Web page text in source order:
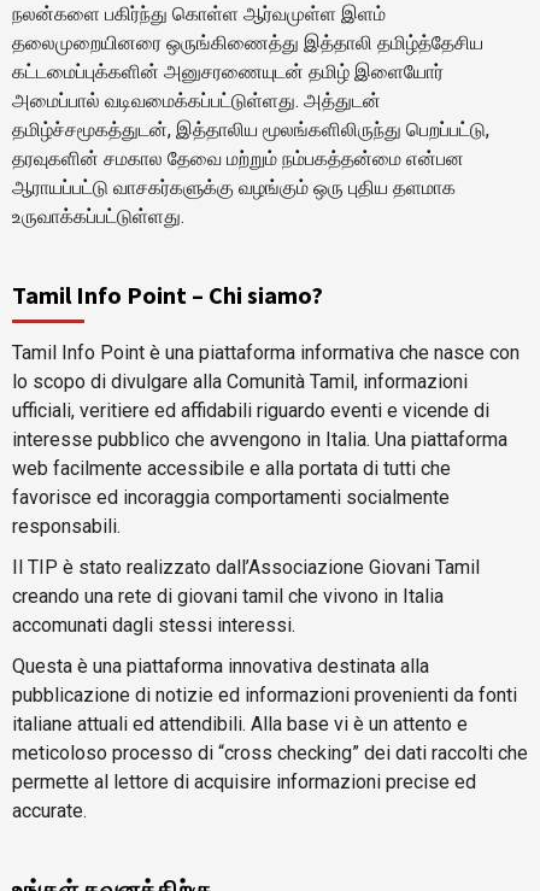
நலன்களை பகிர்ந்து கொள்ள ஆர்வமுள்ள இளம்
தலைமுறையினரை ஒருங்கிணைத்து இத்தாலி தமிழ்த்தேசிய
கட்டமைப்புக்களின் அனுசரணையுடன் தமிழ் இளையோர்
அமைப்பால் வடிவமைக்கப்பட்டுள்ளது. அத்துடன்
தமிழ்ச்சமூகத்துடன், இத்தாலிய மூலங்களிலிருந்து பெறப்பட்டு,
தரவுகளின் சமகால தேவை மற்றும் நம்பகத்தன்மை என்பன
ஆராயப்பட்டு வாசகர்களுக்கு வழங்கும் ஒரு புதிய தளமாக
உருவாக்கப்பட்டுள்ளது.
Tamil Info Point – Chi siamo?
Tamil Info Point è una piattaforma informativa che nasce con
lo scopo di divulgare alla Comunità Tamil, informazioni
ufficiali, veritiere ed affidabili riguardo eventi e vicende di
interesse pubblico che avvengono in Italia. Una piattaforma
web facilmente accessibile e alla portata di tutti che
favorisce ed incoraggia comportamenti socialmente
responsabili.
Il TIP è stato realizzato dall’Associazione Giovani Tamil
creando una rete di giovani tamil che vivono in Italia
accomunati dagli stessi interessi.
Questa è una piattaforma innovativa destinata alla
pubblicazione di notizie ed informazioni provenienti da fonti
italiane attuali ed attendibili. Alla base vi è un attento e
meticoloso processo di “cross checking” dei dati raccolti che
permette al lettore di acquisire informazioni precise ed
accurate.